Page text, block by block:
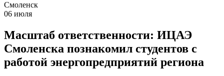
Смоленск
06 июля
Масштаб ответственности: ИЦАЭ
Смоленска познакомил студентов с
работой энергопредприятий региона